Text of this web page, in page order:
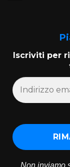
Iscriviti per